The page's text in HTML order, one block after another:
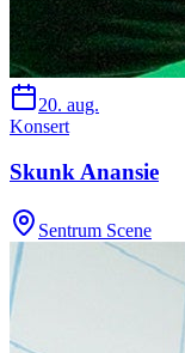
20. aug.
Konsert
Skunk Anansie
Sentrum Scene